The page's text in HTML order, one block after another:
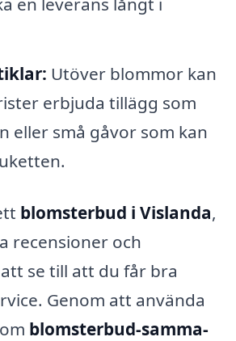
Utöver blommor kan
erbjuda tillägg som
eller små gåvor som kan
blomsterbud i Vislanda,
recensioner och
se till att du får bra
Genom att använda
blomsterbud-samma-